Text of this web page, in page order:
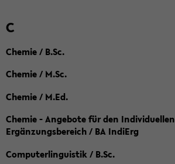
C
Chemie / B.Sc.
Chemie / M.Sc.
Chemie / M.Ed.
Chemie - Angebote für den Individuellen
Ergänzungsbereich / BA IndiErg
Computerlinguistik / B.Sc.